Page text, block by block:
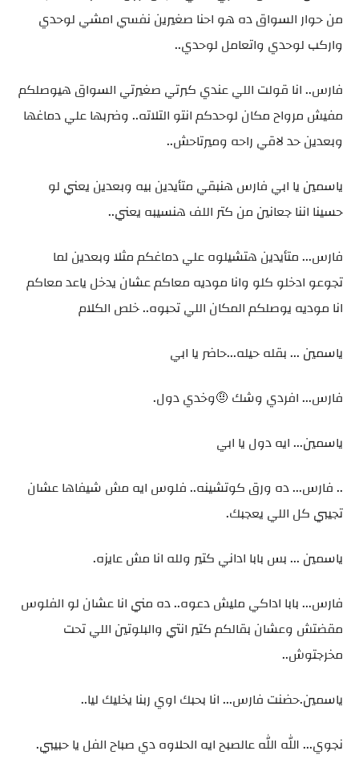
من حوار السواق ده هو احنا صغيرين نفسي امشي لوحدي
واركب لوحدي واتعامل لوحدي..
فارس.. انا قولت اللي عندي كبرتي صغيرتي السواق هيوصلكم
مفيش مرواح مكان لوحدكم انتو التلاته.. وضربها علي دماغها
وبعدين حد لاقي راحه وميرتاحش..
ياسمين يا ابي فارس هنبقي متأيدين بيه وبعدين يعني لو
حسينا اننا جعانين من كتر اللف هنسيبه يعني..
فارس... متأيدين هتشيلوه علي دماغكم مثلا وبعدين لما
تجوعو ادخلو كلو وانا موديه معاكم عشان يدخل ياعد معاكم
انا موديه يوصلكم المكان اللي تحبوه.. خلص الكلام
ياسمين ... بقله حيله...حاضر يا ابي
فارس... افردي وشك 🤨وخدي دول.
ياسمين... ايه دول يا ابي
.. فارس... ده ورق كوتشينه.. فلوس ايه مش شيفاها عشان
تجيبي كل اللي يعجبك.
ياسمين ... بس بابا اداني كتير ولله انا مش عايزه.
فارس... بابا اداكي مليش دعوه.. ده مني انا عشان لو الفلوس
مقضتش وعشان بقالكم كتير انتي والبلوتين اللي تحت
مخرجتوش..
ياسمين.حضنت فارس... انا بحبك اوي ربنا يخليك ليا..
نجوي... الله الله عالصبح ايه الحلاوه دي صباح الفل يا حبيبي.